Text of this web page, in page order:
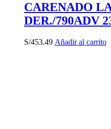
CARENADO
DER./790ADV
S/453.49 Añadir al carrito